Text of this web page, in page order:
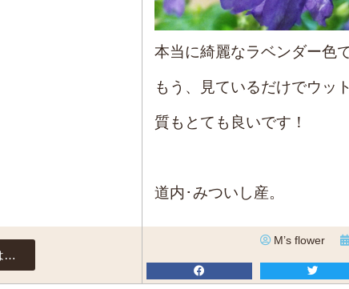
本当に綺麗なラベンダー色で
もう、見ているだけでウット
質もとても良いです！
道内･みついし産。
…
M’s flower